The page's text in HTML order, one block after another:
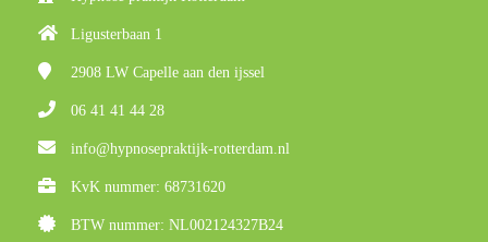
Ligusterbaan 1
2908 LW Capelle aan den ijssel
06 41 41 44 28
info@hypnosepraktijk-rotterdam.nl
KvK nummer: 68731620
BTW nummer: NL002124327B24